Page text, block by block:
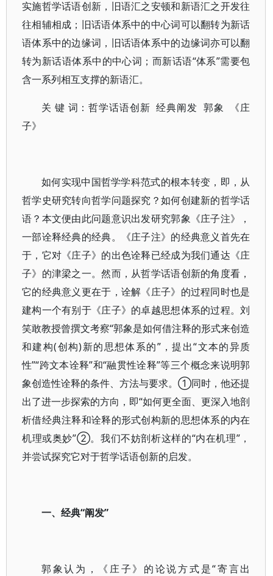
实施哲学话语创新，旧语汇之安顿和新语汇之开发往
往相辅相成；旧话语体系中的中心词可以翻转为新话
语体系中的边缘词，旧话语体系中的边缘词亦可以翻
转为新话语体系中的中心词；而新话语“体系”需要包
含一系列相互支撑的新语汇。
关 键 词：哲学话语创新 经典阐发 郭象 《庄
子》
如何实现中国哲学学科范式的根本转变，即，从
哲学史研究转向哲学问题探究？如何创建新的哲学话
语？本文便由此问题意识出发研究郭象《庄子注》，
一部诠释经典的经典。《庄子注》的经典意义首先在
于，它对《庄子》的出色诠释已经成为我们通达《庄
子》的津梁之一。然而，从哲学话语创新的角度看，
它的经典意义更在于，诠解《庄子》的过程同时也是
建构一个有别于《庄子》的卓越思想体系的过程。刘
笑敢教授曾撰文考察“郭象是如何借注释的形式来创造
和建构(创构)新的思想体系的”，提出“文本的异质
性”“跨文本诠释”和“融贯性诠释”等三个概念来说明郭
象创造性诠释的条件、方法与要求。①同时，他还提
出了进一步探索的方向，即“如何更全面、更深入地剖
析借经典注释和诠释的形式创构新的思想体系的内在
机理或奥妙”②。我们不妨剖析这样的“内在机理”，
并尝试探究它对于哲学话语创新的启发。
一、经典“阐发”
郭象认为，《庄子》的论说方式是“寄言出